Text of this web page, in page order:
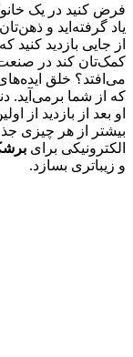
فرض کنید در یک
یاد گرفته‌اید و
از جایی بازدید
کمک‌تان کند در
می‌افتد؟ خلق
که از شما بر‌می‌آید.
او بعد از بازدید از
بیشتر از هر چیزی
الکترونیکی برای
و زیباتری بسازد.